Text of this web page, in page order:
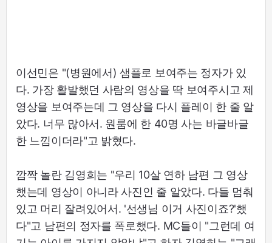
이선민은 "(병원에서) 샘플로 보여주는 정자가 있
다. 가장 활발했던 사람의 영상을 딱 보여주시고 제
영상을 보여주는데 그 영상을 다시 플레이 한 줄 알
았다. 너무 많아서. 원룸에 한 40명 사는 바글바글
한 느낌이더라"고 밝혔다.
깜짝 놀란 김영희는 "우리 10살 연하 남편 그 영상
했는데 영상이 아니라 사진인 줄 알았다. 다들 멈춰
있고 머리 잘려있어서. '선생님 이거 사진이죠?'했
다"고 남편의 정자를 폭로했다. MC들이 "그런데 여